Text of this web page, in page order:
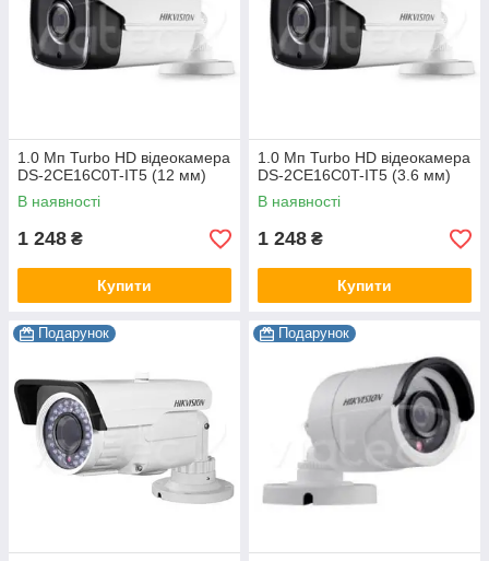
1.0 Мп Turbo HD відеокамера
DS-2CE16C0T-IT5 (12 мм)
В наявності
1 248 ₴
Купити
1.0 Мп Turbo HD відеокамера
DS-2CE16C0T-IT5 (3.6 мм)
В наявності
1 248 ₴
Купити
Подарунок Подарунок